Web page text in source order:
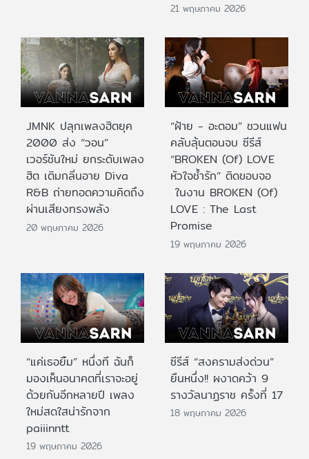
21 พฤษภาคม 2026
JMNK ปลุกเพลงฮิตยุค
2000 ส่ง “วอน”
เวอร์ชันใหม่ ยกระดับเพลง
ฮิต เติมกลิ่นอาย Diva
R&B ถ่ายทอดความคิดถึง
ผ่านเสียงทรงพลัง
20 พฤษภาคม 2026
“ฝ้าย - อะตอม” ชวนแฟน
คลับลุ้นตอนจบ ซีรีส์
“BROKEN (Of) LOVE
หัวใจช้ำรัก” ติดขอบจอ
ในงาน BROKEN (Of)
LOVE : The Last
Promise
19 พฤษภาคม 2026
“แค่เธอยิ้ม” หนึ่งที ฉันก็
มองเห็นอนาคตที่เราจะอยู่
ด้วยกันอีกหลายปี เพลง
ใหม่สดใสน่ารักจาก
paiiinntt
19 พฤษภาคม 2026
ซีรีส์ “สงครามส่งด่วน”
ยืนหนึ่ง!! ผงาดคว้า 9
รางวัลนาฏราช ครั้งที่ 17
18 พฤษภาคม 2026